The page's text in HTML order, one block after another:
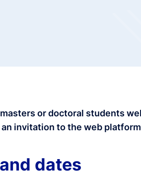
or doctoral students
invitation to the web
dates